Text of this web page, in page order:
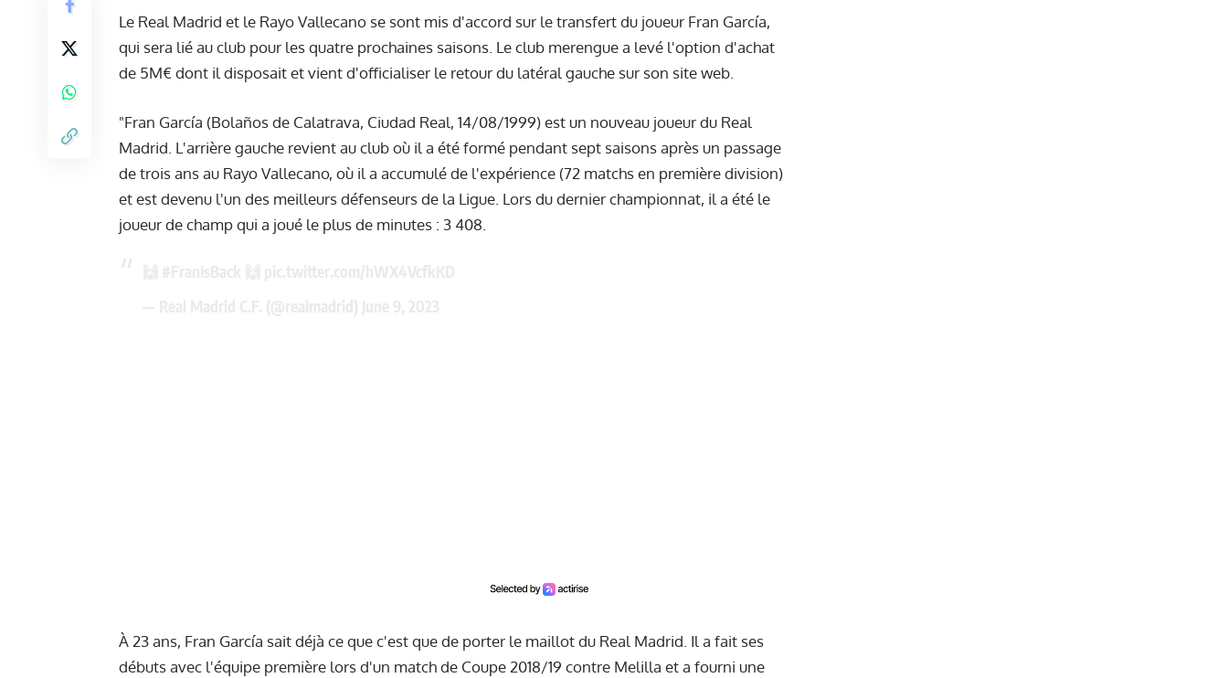
Le Real Madrid et le Rayo Vallecano se sont mis d'accord sur le transfert du joueur Fran García,
qui sera lié au club pour les quatre prochaines saisons. Le club merengue a levé l'option d'achat
de 5M€ dont il disposait et vient d'officialiser le retour du latéral gauche sur son site web.
"Fran García (Bolaños de Calatrava, Ciudad Real, 14/08/1999) est un nouveau joueur du Real
Madrid. L'arrière gauche revient au club où il a été formé pendant sept saisons après un passage
de trois ans au Rayo Vallecano, où il a accumulé de l'expérience (72 matchs en première division)
et est devenu l'un des meilleurs défenseurs de la Ligue. Lors du dernier championnat, il a été le
joueur de champ qui a joué le plus de minutes : 3 408.
À 23 ans, Fran García sait déjà ce que c'est que de porter le maillot du Real Madrid. Il a fait ses
débuts avec l'équipe première lors d'un match de Coupe 2018/19 contre Melilla et a fourni une